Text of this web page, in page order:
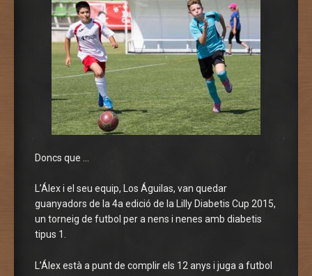
Doncs que …
L’Álex i el seu equip, Los Águilas, van quedar
guanyadors de la 4a edició de la Lilly Diabetis Cup 2015,
un torneig de futbol per a nens i nenes amb diabetis
tipus 1.
L’Álex està a punt de complir els 12 anys i juga a futbol